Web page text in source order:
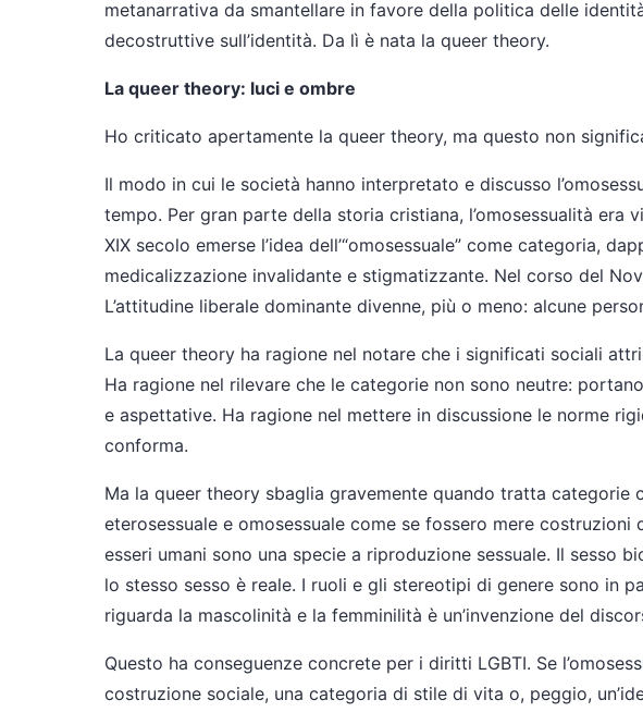
metanarrativa da smantellare in favore della politica delle
decostruttive sull’identità. Da lì è nata la queer theory.
La queer theory: luci e ombre
Ho criticato apertamente la queer theory, ma questo non
Il modo in cui le società hanno interpretato e discusso
tempo. Per gran parte della storia cristiana, l’omosessualità era
XIX secolo emerse l’idea dell’“omosessuale” come categoria,
medicalizzazione invalidante e stigmatizzante. Nel corso del
L’attitudine liberale dominante divenne, più o meno: alcune
La queer theory ha ragione nel notare che i significati sociali
Ha ragione nel rilevare che le categorie non sono neutre:
e aspettative. Ha ragione nel mettere in discussione le norme
conforma.
Ma la queer theory sbaglia gravemente quando tratta categorie
eterosessuale e omosessuale come se fossero mere
esseri umani sono una specie a riproduzione sessuale. Il sesso
lo stesso sesso è reale. I ruoli e gli stereotipi di genere sono in
riguarda la mascolinità e la femminilità è un’invenzione del
Questo ha conseguenze concrete per i diritti LGBTI. Se
costruzione sociale, una categoria di stile di vita o, peggio,